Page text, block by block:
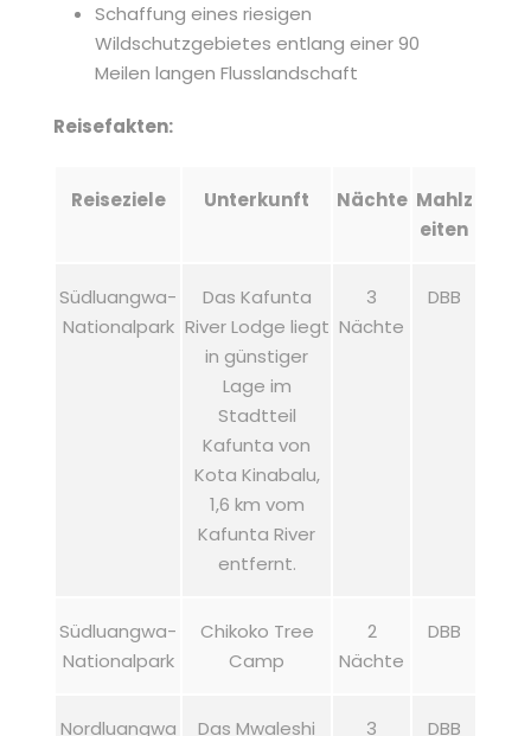
Schaffung eines riesigen
Wildschutzgebietes entlang einer 90
Meilen langen Flusslandschaft
Reisefakten:
Reiseziele Unterkunft Nächte Mahlz
eiten
Südluangwa-
Nationalpark
Das Kafunta
River Lodge liegt
in günstiger
Lage im
Stadtteil
Kafunta von
Kota Kinabalu,
1,6 km vom
Kafunta River
entfernt.
3
Nächte
DBB
Südluangwa-
Nationalpark
Chikoko Tree
Camp
2
Nächte
DBB
Nordluangwa
Das Mwaleshi
3
DBB